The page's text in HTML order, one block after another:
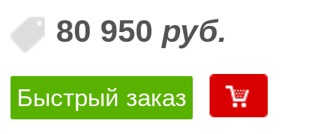
80 950 руб.
Быстрый заказ